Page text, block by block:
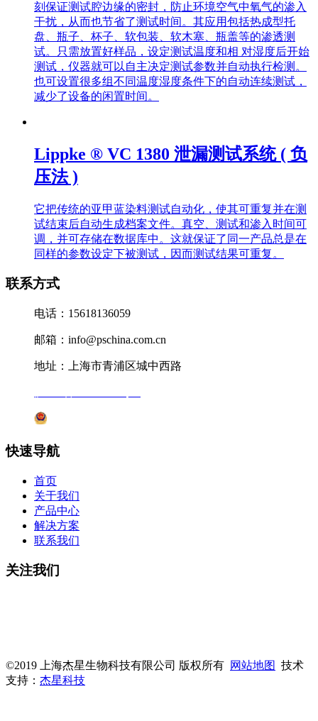
刻保证测试腔边缘的密封，防止环境空气中氧气的渗入
干扰，从而也节省了测试时间。其应用包括热成型托
盘、瓶子、杯子、软包装、软木塞、瓶盖等的渗透测
试。只需放置好样品，设定测试温度和相 对湿度后开始
测试，仪器就可以自主决定测试参数并自动执行检测。
也可设置很多组不同温度湿度条件下的自动连续测试，
减少了设备的闲置时间。
Lippke ® VC 1380 泄漏测试系统 ( 负
压法 )
它把传统的亚甲蓝染料测试自动化，使其可重复并在测
试结束后自动生成档案文件。真空、测试和渗入时间可
调，并可存储在数据库中。这就保证了同一产品总是在
同样的参数设定下被测试，因而测试结果可重复。
联系方式
电话：15618136059
邮箱：info@pschina.com.cn
地址：上海市青浦区城中西路
快速导航
首页
关于我们
产品中心
解决方案
联系我们
关注我们
©2019 上海杰星生物科技有限公司 版权所有 网站地图 技术
支持： 杰星科技